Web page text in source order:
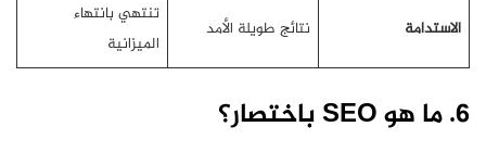
الاستدامة نتائج طويلة الأمد
تنتهي بانتهاء
الميزانية
6. ما هو SEO باختصار؟